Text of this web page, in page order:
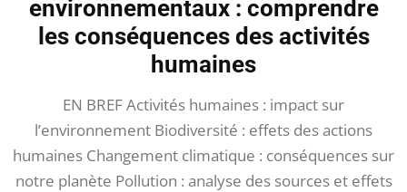
environnementaux : comprendre
les conséquences des activités
humaines
EN BREF Activités humaines : impact sur
l’environnement Biodiversité : effets des actions
humaines Changement climatique : conséquences sur
notre planète Pollution : analyse des sources et effets